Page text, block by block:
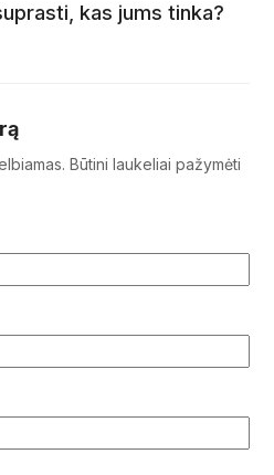
kas jums tinka?
Būtini laukeliai pažymėti